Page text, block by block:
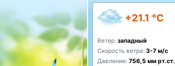
+21.1 °C
Ветер: западный
Скорость ветра: 3-7 м/с
Давление: 756,5 мм рт.ст.